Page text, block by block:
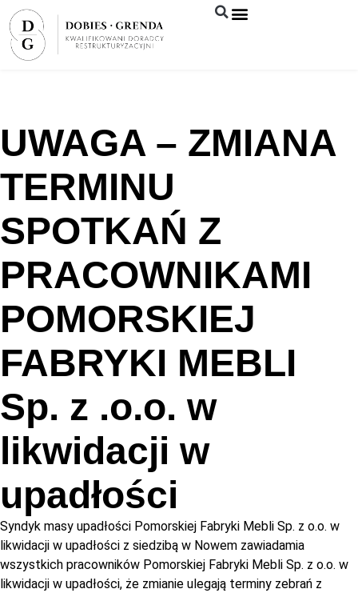
UWAGA – ZMIANA
TERMINU
SPOTKAŃ Z
PRACOWNIKAMI
POMORSKIEJ
FABRYKI MEBLI
Sp. z .o.o. w
likwidacji w
upadłości
Syndyk masy upadłości Pomorskiej Fabryki Mebli Sp. z o.o. w
likwidacji w upadłości z siedzibą w Nowem zawiadamia
wszystkich pracowników Pomorskiej Fabryki Mebli Sp. z o.o. w
likwidacji w upadłości, że zmianie ulegają terminy zebrań z